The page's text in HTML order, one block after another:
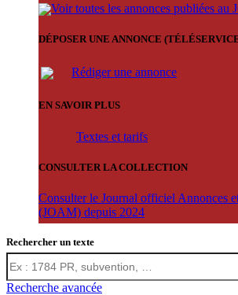
Voir toutes les annonces publiées au
DÉPOSER UNE ANNONCE
Rédiger une annonce
EN SAVOIR PLUS
Textes et tarifs
CONSULTER LA COLLECTION
Consulter le Journal officiel Annonces
(JOAM) depuis 2024
Rechercher un texte
Recherche avancée